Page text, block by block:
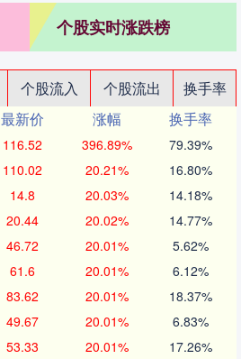
个股实时涨跌榜
个股流入 个股流出
换手率
最新价 涨幅
换手率
116.52 396.89% 79.39%
110.02 20.21% 16.80%
14.8 20.03% 14.18%
20.44 20.02% 14.77%
46.72 20.01% 5.62%
61.6 20.01% 6.12%
83.62 20.01% 18.37%
49.67 20.01% 6.83%
53.33 20.01% 17.26%